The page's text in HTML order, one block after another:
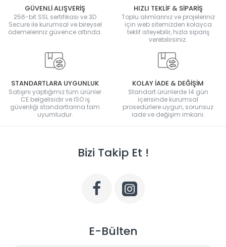
GÜVENLİ ALIŞVERİŞ
256-bit SSL sertifikası ve 3D
Secure ile kurumsal ve bireysel
ödemeleriniz güvence altında.
HIZLI TEKLİF & SİPARİŞ
Toplu alımlarınız ve projeleriniz
için web sitemizden kolayca
teklif isteyebilir, hızla sipariş
verebilirsiniz.
STANDARTLARA UYGUNLUK
Satışını yaptığımız tüm ürünler
CE belgelisidir ve ISO iş
güvenliği standartlarına tam
uyumludur.
KOLAY İADE & DEĞİŞİM
Standart ürünlerde 14 gün
içerisinde kurumsal
prosedürlere uygun, sorunsuz
iade ve değişim imkanı.
Bizi Takip Et !
E-Bülten